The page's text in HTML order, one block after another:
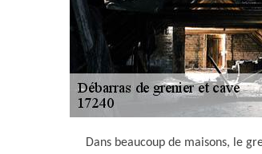
Dans beaucoup de maisons, le